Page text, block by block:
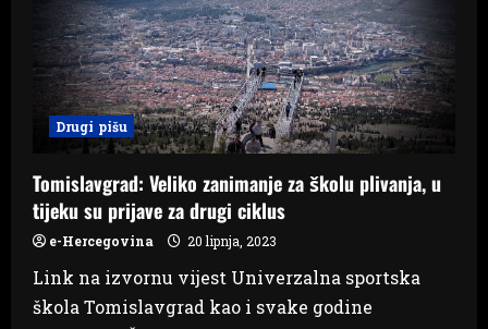
Drugi pišu
Tomislavgrad: Veliko zanimanje za školu plivanja, u
tijeku su prijave za drugi ciklus
e-Hercegovina 20 lipnja, 2023
Link na izvornu vijest Univerzalna sportska
škola Tomislavgrad kao i svake godine